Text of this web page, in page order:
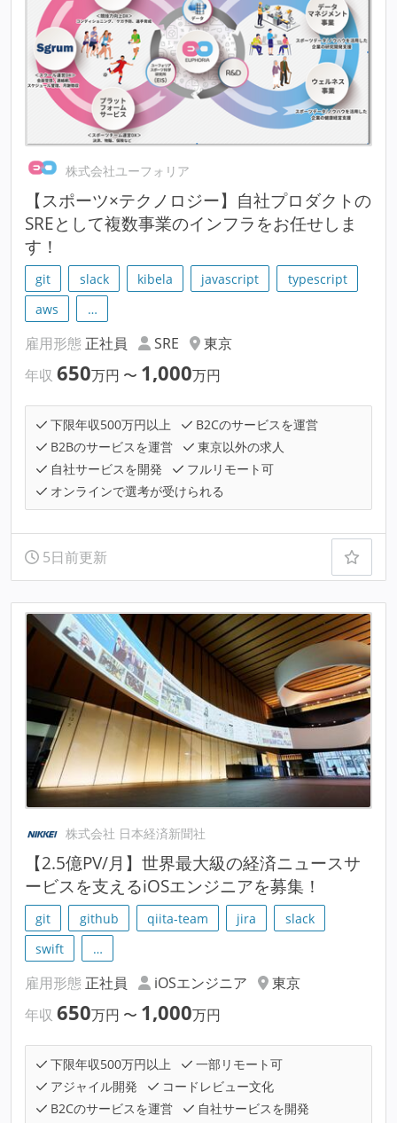
株式会社ユーフォリア
【スポーツ×テクノロジー】自社プロダクトの
SREとして複数事業のインフラをお任せしま
す！
git slack kibela javascript
typescript
aws
…
雇用形態 正社員 SRE
東京
年収 650万円 〜 1,000万円
下限年収500万円以上
B2Cのサービスを運営
B2Bのサービスを運営
東京以外の求人
自社サービスを開発
フルリモート可
オンラインで選考が受けられる
5日前更新
株式会社 日本経済新聞社
【2.5億PV/月】世界最大級の経済ニュースサ
ービスを支えるiOSエンジニアを募集！
git github qiita-team jira
slack
swift
…
雇用形態 正社員 iOSエンジニア
東京
年収 650万円 〜 1,000万円
下限年収500万円以上
一部リモート可
アジャイル開発
コードレビュー文化
B2Cのサービスを運営
自社サービスを開発